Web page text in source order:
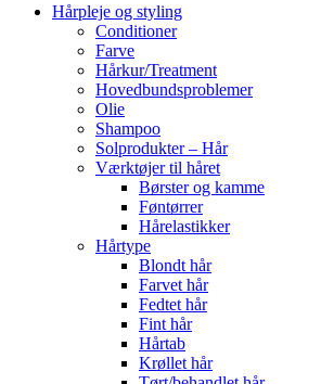
Hårpleje og styling
Conditioner
Farve
Hårkur/Treatment
Hovedbundsproblemer
Olie
Shampoo
Solprodukter – Hår
Værktøjer til håret
Børster og kamme
Føntørrer
Hårelastikker
Hårtype
Blondt hår
Farvet hår
Fedtet hår
Fint hår
Hårtab
Krøllet hår